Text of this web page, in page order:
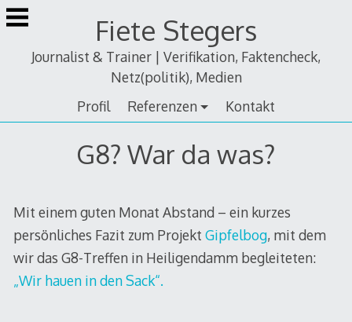
Zum
Inhalt
Fiete Stegers
Journalist & Trainer | Verifikation, Faktencheck,
Netz(politik), Medien
Profil
Referenzen Kontakt
G8? War da was?
Mit einem guten Monat Abstand – ein kurzes
persönliches Fazit zum Projekt Gipfelbog, mit dem
wir das G8-Treffen in Heiligendamm begleiteten:
„Wir hauen in den Sack“.